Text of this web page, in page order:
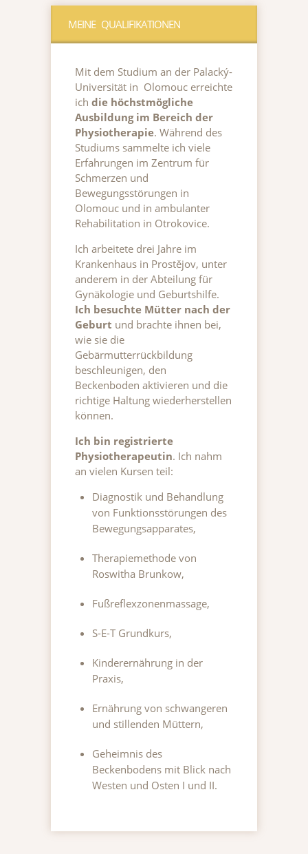
MEINE QUALIFIKATIONEN
Mit dem Studium an der Palacký-
Universität in Olomouc erreichte
ich die höchstmögliche
Ausbildung im Bereich der
Physiotherapie. Während des
Studiums sammelte ich viele
Erfahrungen im Zentrum für
Schmerzen und
Bewegungsstörungen in
Olomouc und in ambulanter
Rehabilitation in Otrokovice.
Ich arbeitete drei Jahre im
Krankenhaus in Prostějov, unter
anderem in der Abteilung für
Gynäkologie und Geburtshilfe.
Ich besuchte Mütter nach der
Geburt und brachte ihnen bei,
wie sie die
Gebärmutterrückbildung
beschleunigen, den
Beckenboden aktivieren und die
richtige Haltung wiederherstellen
können.
Ich bin registrierte
Physiotherapeutin. Ich nahm
an vielen Kursen teil:
Diagnostik und Behandlung
von Funktionsstörungen des
Bewegungsapparates,
Therapiemethode von
Roswitha Brunkow,
Fußreflexzonenmassage,
S-E-T Grundkurs,
Kinderernährung in der
Praxis,
Ernährung von schwangeren
und stillenden Müttern,
Geheimnis des
Beckenbodens mit Blick nach
Westen und Osten I und II.